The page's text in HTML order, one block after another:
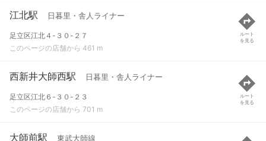
江北駅 日暮里・舎人ライナー
足立区江北４-３０-２７
このページの店舗から 461 m
ルート
を見る
西新井大師西駅 日暮里・舎人ライナー
足立区江北６-３０-２３
このページの店舗から 701 m
ルート
を見る
大師前駅 東武大師線